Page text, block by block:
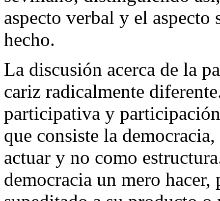
aspecto verbal y el
hecho.
La discusión acerca de la
cariz radicalmente
participativa y
que consiste la
actuar y no como
democracia un mero hacer,